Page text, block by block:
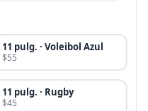
11 pulg. · Voleibol Azul
$55
11 pulg. · Rugby
$45